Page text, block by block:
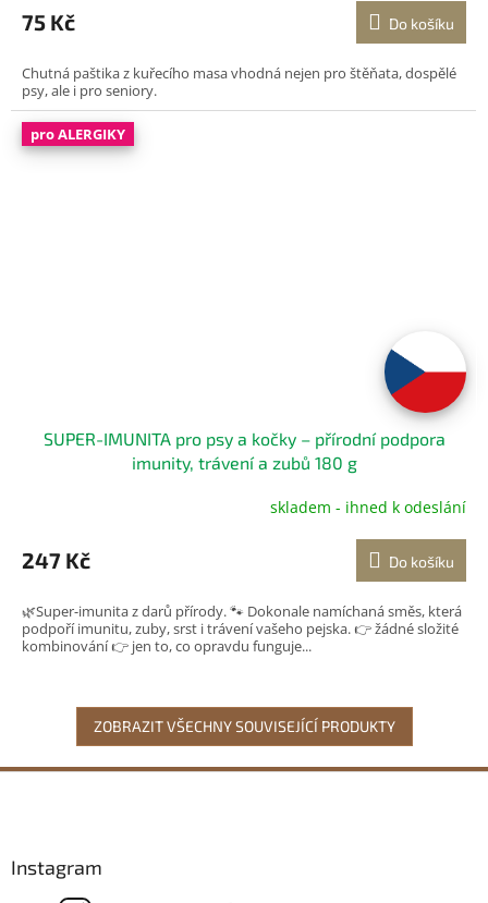
75 Kč Do košíku
Chutná paštika z kuřecího masa vhodná nejen pro štěňata, dospělé
psy, ale i pro seniory.
pro ALERGIKY
SUPER-IMUNITA pro psy a kočky – přírodní podpora
imunity, trávení a zubů 180 g
produktu
je
z
5
hvězdiček.
skladem - ihned k odeslání
247 Kč Do košíku
🌿Super-imunita z darů přírody. 🐾 Dokonale namíchaná směs, která
podpoří imunitu, zuby, srst i trávení vašeho pejska. 👉 žádné složité
kombinování 👉 jen to, co opravdu funguje...
ZOBRAZIT VŠECHNY SOUVISEJÍCÍ PRODUKTY
Instagram